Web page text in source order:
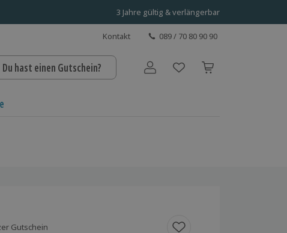
3 Jahre gültig & verlängerbar
Kontakt 089 / 70 80 90 90
Du hast einen Gutschein? Benutzerkonto
Gutschein